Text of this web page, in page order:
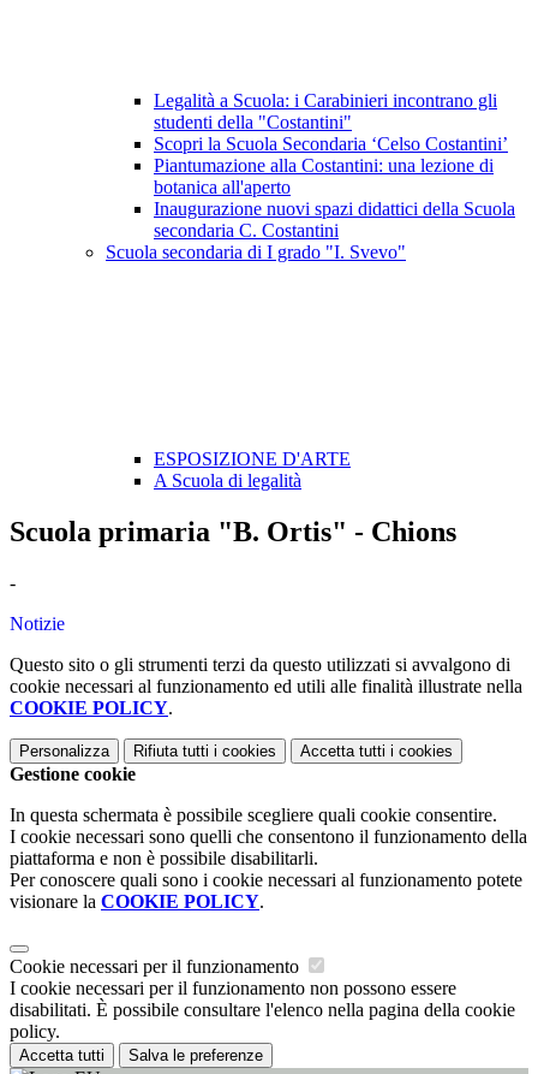
Legalità a Scuola: i Carabinieri incontrano gli
studenti della "Costantini"
Scopri la Scuola Secondaria ‘Celso Costantini’
Piantumazione alla Costantini: una lezione di
botanica all'aperto
Inaugurazione nuovi spazi didattici della Scuola
secondaria C. Costantini
Scuola secondaria di I grado "I. Svevo"
ESPOSIZIONE D'ARTE
A Scuola di legalità
Scuola primaria "B. Ortis" - Chions
-
Notizie
Questo sito o gli strumenti terzi da questo utilizzati si avvalgono di
cookie necessari al funzionamento ed utili alle finalità illustrate nella
COOKIE POLICY.
Personalizza Rifiuta tutti i cookies Accetta tutti i cookies
Gestione cookie
In questa schermata è possibile scegliere quali cookie consentire.
I cookie necessari sono quelli che consentono il funzionamento della
piattaforma e non è possibile disabilitarli.
Per conoscere quali sono i cookie necessari al funzionamento potete
visionare la COOKIE POLICY.
Cookie necessari per il funzionamento
I cookie necessari per il funzionamento non possono essere
disabilitati. È possibile consultare l'elenco nella pagina della cookie
policy.
Accetta tutti Salva le preferenze